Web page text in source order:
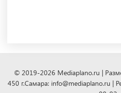
© 2019-2026 Mediaplano.ru |
450 г.Самара: info@mediaplano.ru |